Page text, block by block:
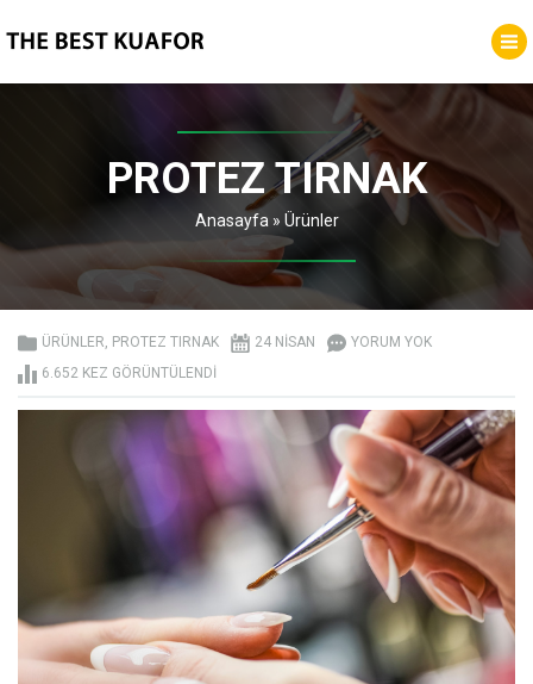
PROTEZ TIRNAK
Anasayfa » Ürünler
ÜRÜNLER, PROTEZ TIRNAK 24 NISAN
YORUM YOK
6.652 KEZ GÖRÜNTÜLENDI